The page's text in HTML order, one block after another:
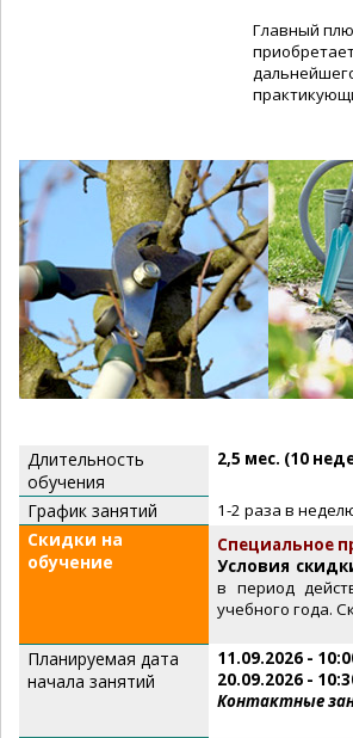
Главный
Длительность
обучения
2,5 мес. (10
График занятий 1-2 раза в
Скидки на
обучение
Специальное
Условия
в период
учебного года.
Планируемая дата
начала занятий
11.09.2026 -
20.09.2026 -
Контактные